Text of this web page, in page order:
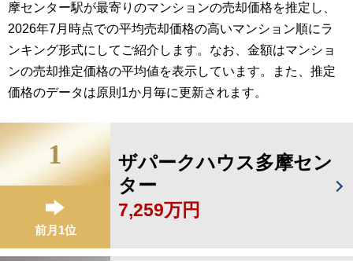
摩センター駅が最寄りのマンションの売却価格を推定し、
2026年7月時点での平均売却価格の高いマンション順にラ
ンキング形式にしてご紹介します。なお、金額はマンショ
ンの売却推定価格の平均値を表示しています。また、推定
価格のデータは原則1か月毎に更新されます。
1
前月1位
ザパークハウス多摩セン
ター
7,259万円